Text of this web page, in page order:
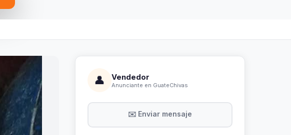
👤 Vendedor
Anunciante en GuateChivas
✉️ Enviar mensaje